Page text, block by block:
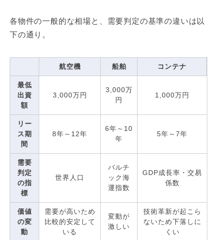
各物件の一般的な相場と、需要判定の基準の違いは以
下の通り。
航空機 船舶 コンテナ
最低
出資
額
3,000万円
3,000万
円
1,000万円
リー
ス期
間
8年～12年
6年～10
年
5年～7年
需要
判定
の指
標
世界人口
バルチ
ック海
運指数
GDP成長率・交易
係数
価値
の変
動
需要が高いため
比較的安定して
いる
変動が
激しい
技術革新が起こら
ないため下落しに
くい